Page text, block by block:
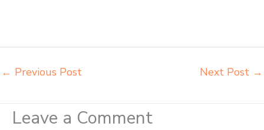
← Previous Post Next Post →
Leave a Comment